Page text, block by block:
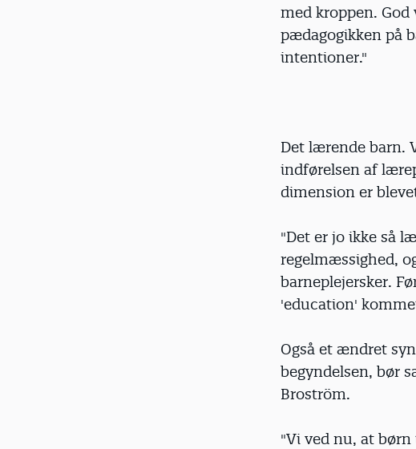
med kroppen. God
pædagogikken på
intentioner."
Det lærende barn.
indførelsen af
dimension er
"Det er jo ikke så
regelmæssighed,
barneplejersker.
'education'
Også et ændret
begyndelsen, bør
Broström.
"Vi ved nu, at